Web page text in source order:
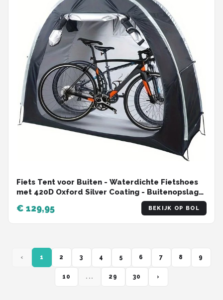
Fiets Tent voor Buiten - Waterdichte Fietshoes
met 420D Oxford Silver Coating - Buitenopslag
en Bescherming voor Fiets en Motor -
Afmetingen: 200x80x165 cm
€ 129,95 BEKIJK OP BOL
‹ 1 2 3 4 5 6 7 8 9
10 ... 29 30 ›